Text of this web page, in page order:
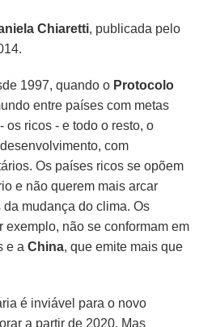
Chiaretti, publicada pelo
1997, quando o Protocolo
entre países com metas
os ricos - e todo o resto, o
com
Os países ricos se opõem
e não querem mais arcar
mudança do clima. Os
exemplo, não se conformam em
e aChina, que emite mais que
é inviável para o novo
a partir de 2020. Mas